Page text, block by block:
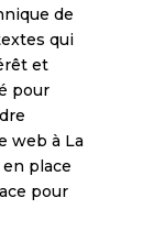
de
qui
et
pour
web à La
place
pour